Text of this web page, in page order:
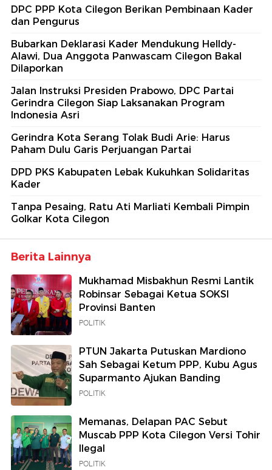
DPC PPP Kota Cilegon Berikan Pembinaan Kader
dan Pengurus
Bubarkan Deklarasi Kader Mendukung Helldy-
Alawi, Dua Anggota Panwascam Cilegon Bakal
Dilaporkan
Jalan Instruksi Presiden Prabowo, DPC Partai
Gerindra Cilegon Siap Laksanakan Program
Indonesia Asri
Gerindra Kota Serang Tolak Budi Arie: Harus
Paham Dulu Garis Perjuangan Partai
DPD PKS Kabupaten Lebak Kukuhkan Solidaritas
Kader
Tanpa Pesaing, Ratu Ati Marliati Kembali Pimpin
Golkar Kota Cilegon
Berita Lainnya
Mukhamad Misbakhun Resmi Lantik
Robinsar Sebagai Ketua SOKSI
Provinsi Banten
POLITIK
PTUN Jakarta Putuskan Mardiono
Sah Sebagai Ketum PPP, Kubu Agus
Suparmanto Ajukan Banding
POLITIK
Memanas, Delapan PAC Sebut
Muscab PPP Kota Cilegon Versi Tohir
Ilegal
POLITIK